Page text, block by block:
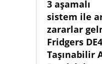
3 aşamalı
sistem ile
zararlar
Fridgers
Taşınabilir